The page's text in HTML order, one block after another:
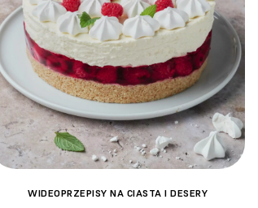
WIDEOPRZEPISY NA CIASTA I DESERY